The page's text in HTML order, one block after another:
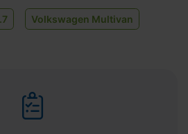
Volkswagen Multivan